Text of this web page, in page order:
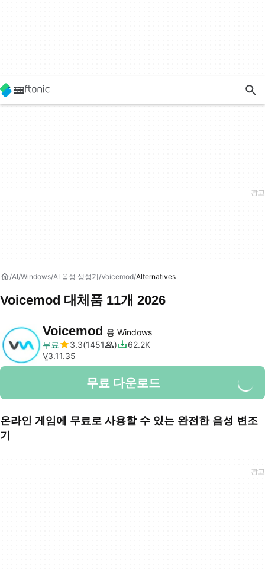
AI Windows AI 음성 생성기 Voicemod Alternatives
Voicemod 대체품 11개 2026
Voicemod 용 Windows
무료
3.3 1451
62.2K
V3.11.35
무료 다운로드
온라인 게임에 무료로 사용할 수 있는 완전한 음성 변조
기